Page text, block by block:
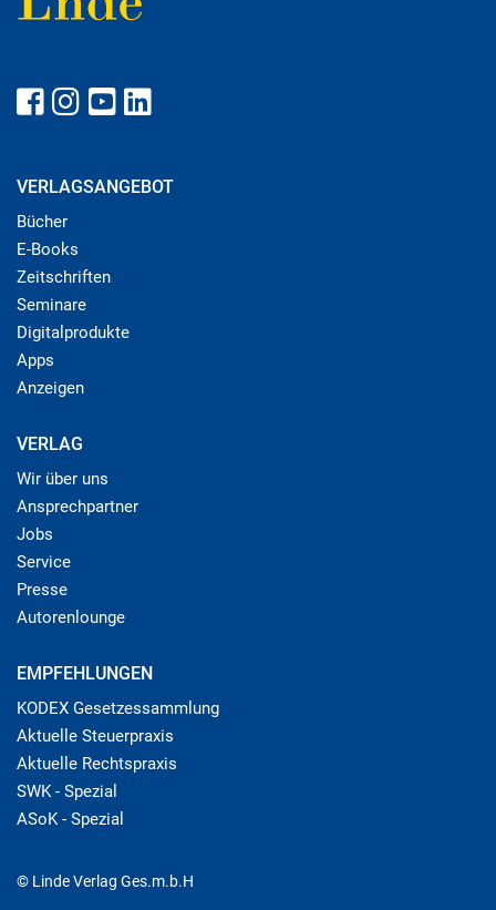
VERLAGSANGEBOT
Bücher
E-Books
Zeitschriften
Seminare
Digitalprodukte
Apps
Anzeigen
VERLAG
Wir über uns
Ansprechpartner
Jobs
Service
Presse
Autorenlounge
EMPFEHLUNGEN
KODEX Gesetzessammlung
Aktuelle Steuerpraxis
Aktuelle Rechtspraxis
SWK - Spezial
ASoK - Spezial
© Linde Verlag Ges.m.b.H